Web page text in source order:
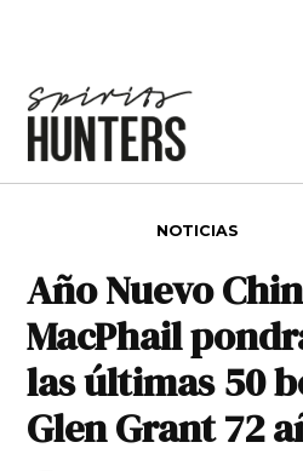
NOTICIAS
Año Nuevo
MacPhail
las últimas 50
Glen Grant 72